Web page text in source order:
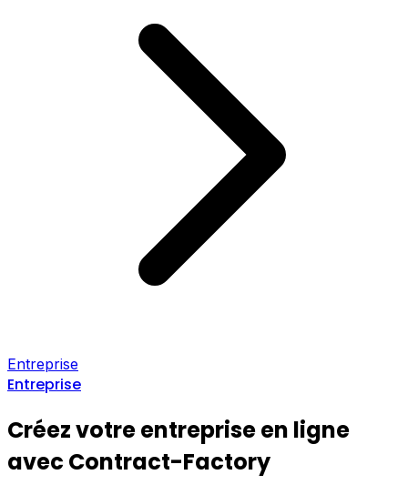
Entreprise
Entreprise
Créez votre entreprise en ligne
avec Contract-Factory